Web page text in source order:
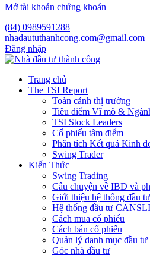
Mở tài khoản chứng khoán
(84) 0989591288
nhadaututhanhcong.com@gmail.com
Đăng nhập
Trang chủ
The TSI Report
Toàn cảnh thị trường
Tiêu điểm Vĩ mô &
TSI Stock Leaders
Cổ phiếu tâm điểm
Phân tích Kết quả Kinh
Swing Trader
Kiến Thức
Swing Trading
Câu chuyện về IBD và
Giới thiệu hệ thống đầu
Hệ thống đầu tư
Cách mua cổ phiếu
Cách bán cổ phiếu
Quản lý danh mục đầu tư
Góc nhà đầu tư